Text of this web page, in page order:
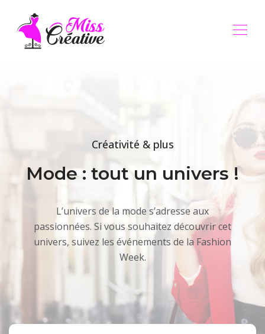
Créativité & plus
Mode : tout un univers !
L’univers de la mode s’adresse aux
passionnées. Si vous souhaitez découvrir cet
univers, suivez les événements de la Fashion
Week.